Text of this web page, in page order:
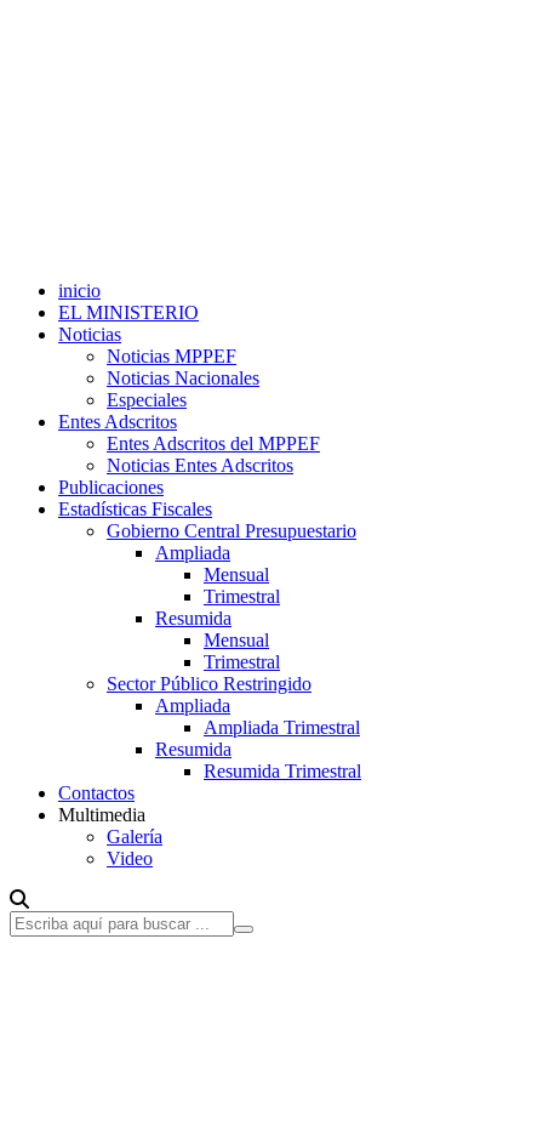
inicio
EL MINISTERIO
Noticias
Noticias MPPEF
Noticias Nacionales
Especiales
Entes Adscritos
Entes Adscritos del MPPEF
Noticias Entes Adscritos
Publicaciones
Estadísticas Fiscales
Gobierno Central Presupuestario
Ampliada
Mensual
Trimestral
Resumida
Mensual
Trimestral
Sector Público Restringido
Ampliada
Ampliada Trimestral
Resumida
Resumida Trimestral
Contactos
Multimedia
Galería
Video